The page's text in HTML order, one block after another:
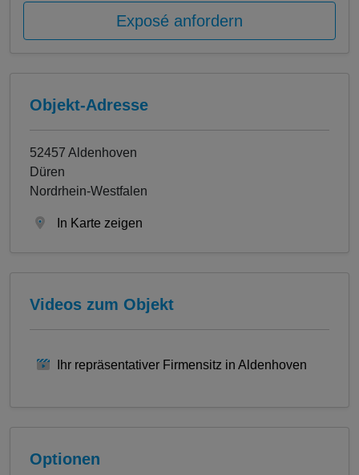
Exposé anfordern
Objekt-Adresse
52457 Aldenhoven
Düren
Nordrhein-Westfalen
In Karte zeigen
Videos zum Objekt
Ihr repräsentativer Firmensitz in Aldenhoven
Optionen